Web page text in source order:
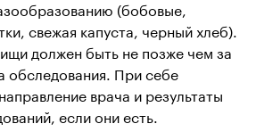
(бобовые,
свежая капуста, черный хлеб).
должен быть не позже чем за
обследования. При себе
врача и результаты
если они есть.